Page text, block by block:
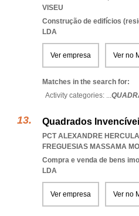
VISEU
Construção de edifícios
LDA
Ver empresa Ver no
Matches in the search for:
Activity categories: ...
Quadrados
PCT ALEXANDRE
FREGUESIAS MASSAMA
Compra e venda de bens
LDA
Ver empresa Ver no